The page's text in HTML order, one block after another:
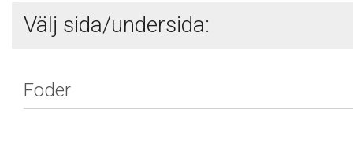
Välj sida/undersida: